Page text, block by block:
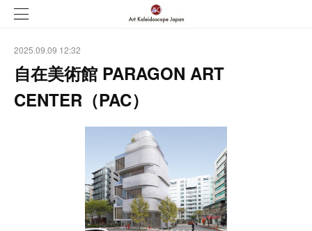
2025.09.09 12:32
自在美術館 PARAGON ART
CENTER（PAC）